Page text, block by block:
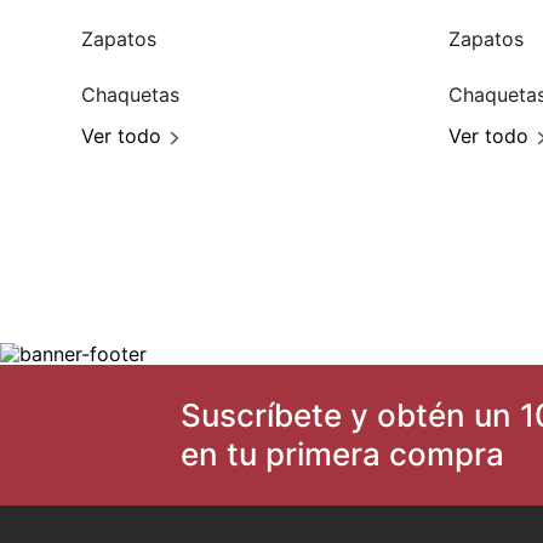
Zapatos
Chaquetas
Ver todo
Zapatos
Ver todo
Suscríbete y obtén un
en tu primera compra